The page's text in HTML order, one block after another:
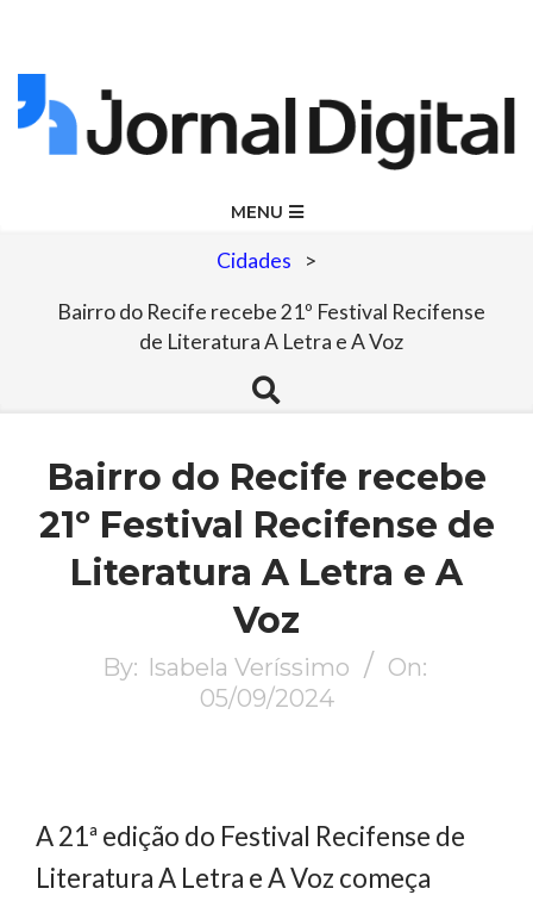
Skip
to
Jornal
Digital
MENU
Cidades >
Bairro do Recife recebe 21º Festival Recifense
de Literatura A Letra e A Voz
Search
Bairro do Recife recebe
21º Festival Recifense de
Literatura A Letra e A
Voz
By: Isabela Veríssimo
On:
05/09/2024
A 21ª edição do Festival Recifense de
Literatura A Letra e A Voz começa